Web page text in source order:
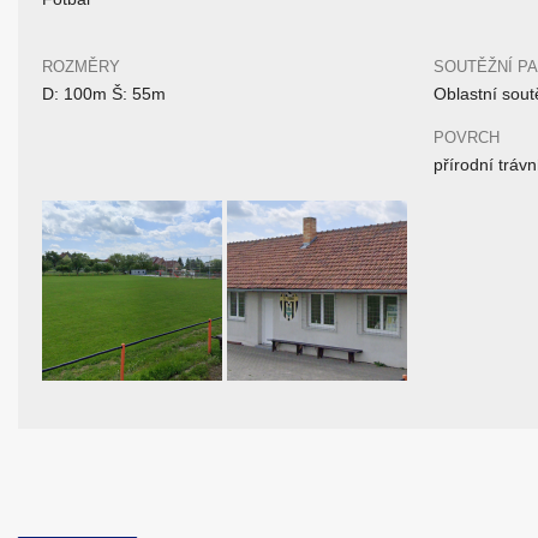
ROZMĚRY
D: 100m Š: 55m
SOUTĚŽNÍ
Oblastní
POVRCH
přírodní